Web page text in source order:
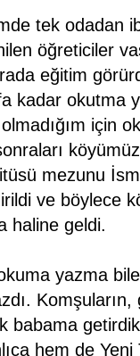
tek odadan
öğreticiler
eğitim
kadar okutma
için
mezunu
ve böylece
haline geldi.
yazma
Komşuların,
babama
hem de